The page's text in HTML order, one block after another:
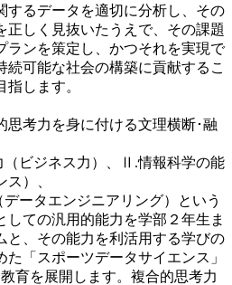
するデータを適切に分析し、その
正しく見抜いたうえで、その課題
ランを策定し、かつそれを実現で
続可能な社会の構築に貢献するこ
します。
考力を身に付ける文理横断･融
（ビジネス力）、Ⅱ.情報科学の能
）、
ータエンジニアリング）という
しての汎用的能力を学部２年生ま
と、その能力を利活用する学びの
「スポーツデータサイエンス」
育を展開します。複合的思考力